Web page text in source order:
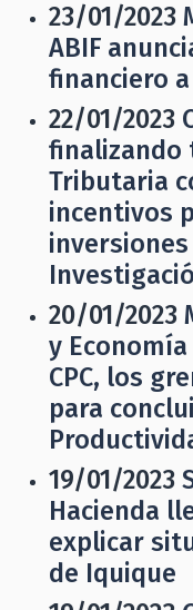
23/01/2023
ABIF
financiero a
22/01/2023
finalizando
Tributaria
incentivos
20/01/2023
y
CPC, los
para
19/01/2023
Hacienda
explicar
de Iquique